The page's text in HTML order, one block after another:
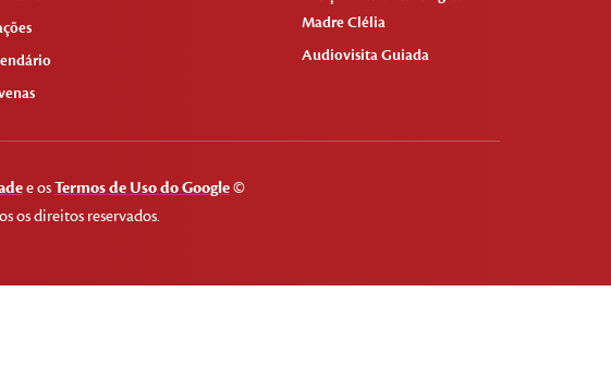
Madre Clélia
Audiovisita Guiada
e osTermos de Uso do Google©
os direitos reservados.